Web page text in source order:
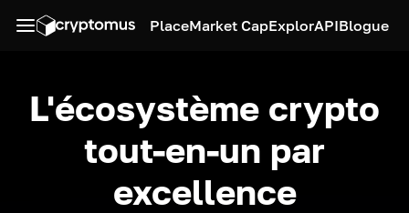
PlaceMarket CapExplorAPIBlogue
L'écosystème crypto
tout-en-un par
excellence